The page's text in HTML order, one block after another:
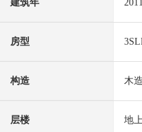
建筑年
房型
构造 木造
层楼 地